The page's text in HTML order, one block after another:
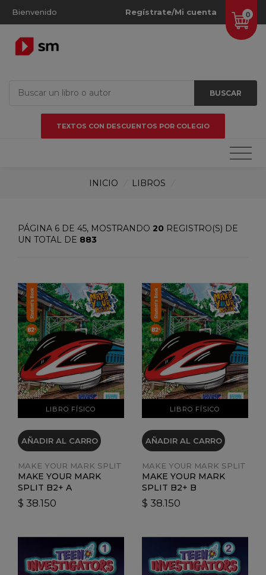
Bienvenido 0
Regístrate/Mi cuenta
BUSCAR
TEXTOS CON DESCUENTOS POR COLEGIO
INICIO LIBROS
PÁGINA 6 DE 45, MOSTRANDO 20 REGISTRO(S) DE
UN TOTAL DE 883
LIBRO FÍSICO
VER DETALLES
AÑADIR AL CARRO
MAKE YOUR MARK SPLIT
MAKE YOUR MARK
SPLIT B2+ A
$ 38.150
LIBRO FÍSICO
VER DETALLES
AÑADIR AL CARRO
MAKE YOUR MARK SPLIT
MAKE YOUR MARK
SPLIT B2+ B
$ 38.150